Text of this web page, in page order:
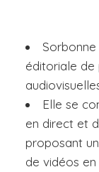
éditoriale de
Elle se
en direct et
proposant
de vidéos